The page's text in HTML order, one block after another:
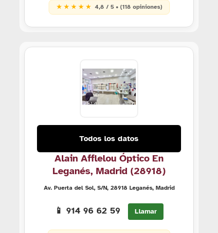
★ ★ ★ ★ ★ 4,8 / 5 • (118 opiniones)
Todos los datos
Alain Afflelou Óptico En
Leganés, Madrid (28918)
Av. Puerta del Sol, S/N, 28918 Leganés, Madrid
📱 914 96 62 59 Llamar